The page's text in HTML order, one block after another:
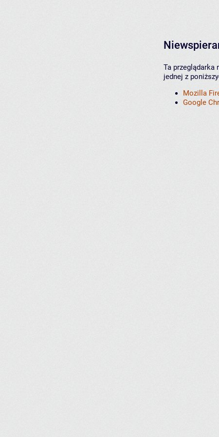
Ta przeglądarka
jednej z
Mozilla
Google